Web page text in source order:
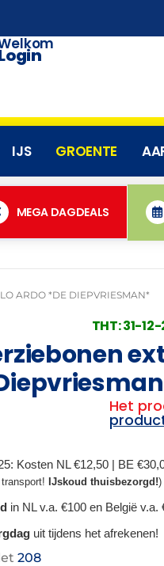
IJS GROENTE
MEGA DAGDEALS
ARDO *DE DIEPVRIESMAN*
THT: 31-
Het
Kosten NL €12,50 | BE
transport!IJskoud thuisbezorgd!)
in NL v.a. €100 en België v.a.
uit tijdens het afrekenen!
208